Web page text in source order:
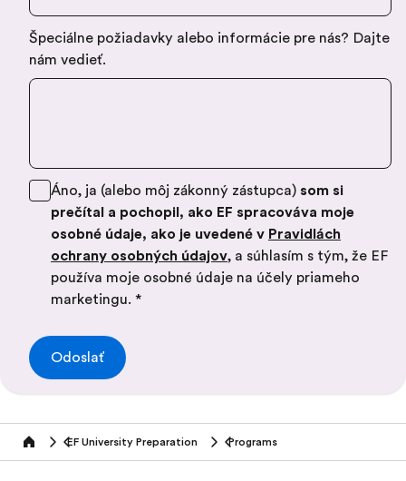
Špeciálne požiadavky alebo informácie pre nás? Dajte
nám vedieť.
Áno, ja (alebo môj zákonný zástupca) som si
prečítal a pochopil, ako EF spracováva moje
osobné údaje, ako je uvedené v Pravidlách
ochrany osobných údajov, a súhlasím s tým, že EF
používa moje osobné údaje na účely priameho
marketingu. *
Odoslať
Home EF University Preparation Programs